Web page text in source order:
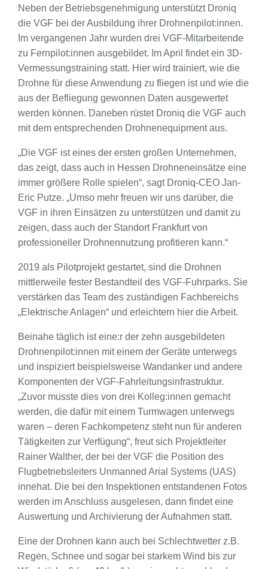
Neben der Betriebsgenehmigung unterstützt Droniq
die VGF bei der Ausbildung ihrer Drohnenpilot:innen.
Im vergangenen Jahr wurden drei VGF-Mitarbeitende
zu Fernpilot:innen ausgebildet. Im April findet ein 3D-
Vermessungstraining statt. Hier wird trainiert, wie die
Drohne für diese Anwendung zu fliegen ist und wie die
aus der Befliegung gewonnen Daten ausgewertet
werden können. Daneben rüstet Droniq die VGF auch
mit dem entsprechenden Drohnenequipment aus.
„Die VGF ist eines der ersten großen Unternehmen,
das zeigt, dass auch in Hessen Drohneneinsätze eine
immer größere Rolle spielen“, sagt Droniq-CEO Jan-
Eric Putze. „Umso mehr freuen wir uns darüber, die
VGF in ihren Einsätzen zu unterstützen und damit zu
zeigen, dass auch der Standort Frankfurt von
professioneller Drohnennutzung profitieren kann.“
2019 als Pilotprojekt gestartet, sind die Drohnen
mittlerweile fester Bestandteil des VGF-Fuhrparks. Sie
verstärken das Team des zuständigen Fachbereichs
„Elektrische Anlagen“ und erleichtern hier die Arbeit.
Beinahe täglich ist eine:r der zehn ausgebildeten
Drohnenpilot:innen mit einem der Geräte unterwegs
und inspiziert beispielsweise Wandanker und andere
Komponenten der VGF-Fahrleitungsinfrastruktur.
„Zuvor musste dies von drei Kolleg:innen gemacht
werden, die dafür mit einem Turmwagen unterwegs
waren – deren Fachkompetenz steht nun für anderen
Tätigkeiten zur Verfügung“, freut sich Projektleiter
Rainer Walther, der bei der VGF die Position des
Flugbetriebsleiters Unmanned Arial Systems (UAS)
innehat. Die bei den Inspektionen entstandenen Fotos
werden im Anschluss ausgelesen, dann findet eine
Auswertung und Archivierung der Aufnahmen statt.
Eine der Drohnen kann auch bei Schlechtwetter z.B.
Regen, Schnee und sogar bei starkem Wind bis zur